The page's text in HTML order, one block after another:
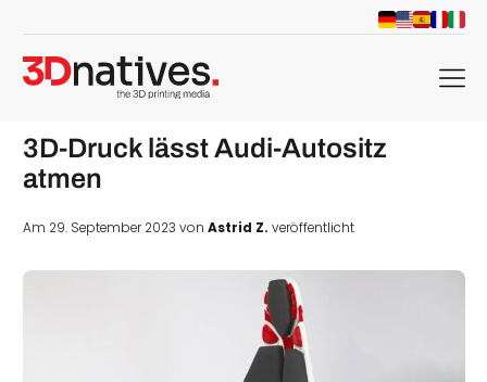
menu
3D-Druck lässt Audi-Autositz
atmen
Am 29. September 2023 von Astrid Z. veröffentlicht